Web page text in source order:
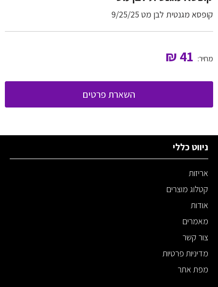
קופסא מגנטית לבן מט 9/25/25
מחיר: 41
₪
השארת פרטים
ניווט כללי
אריזות
קטלוג מוצרים
אודות
מאמרים
צור קשר
מדיניות פרטיות
מפת אתר